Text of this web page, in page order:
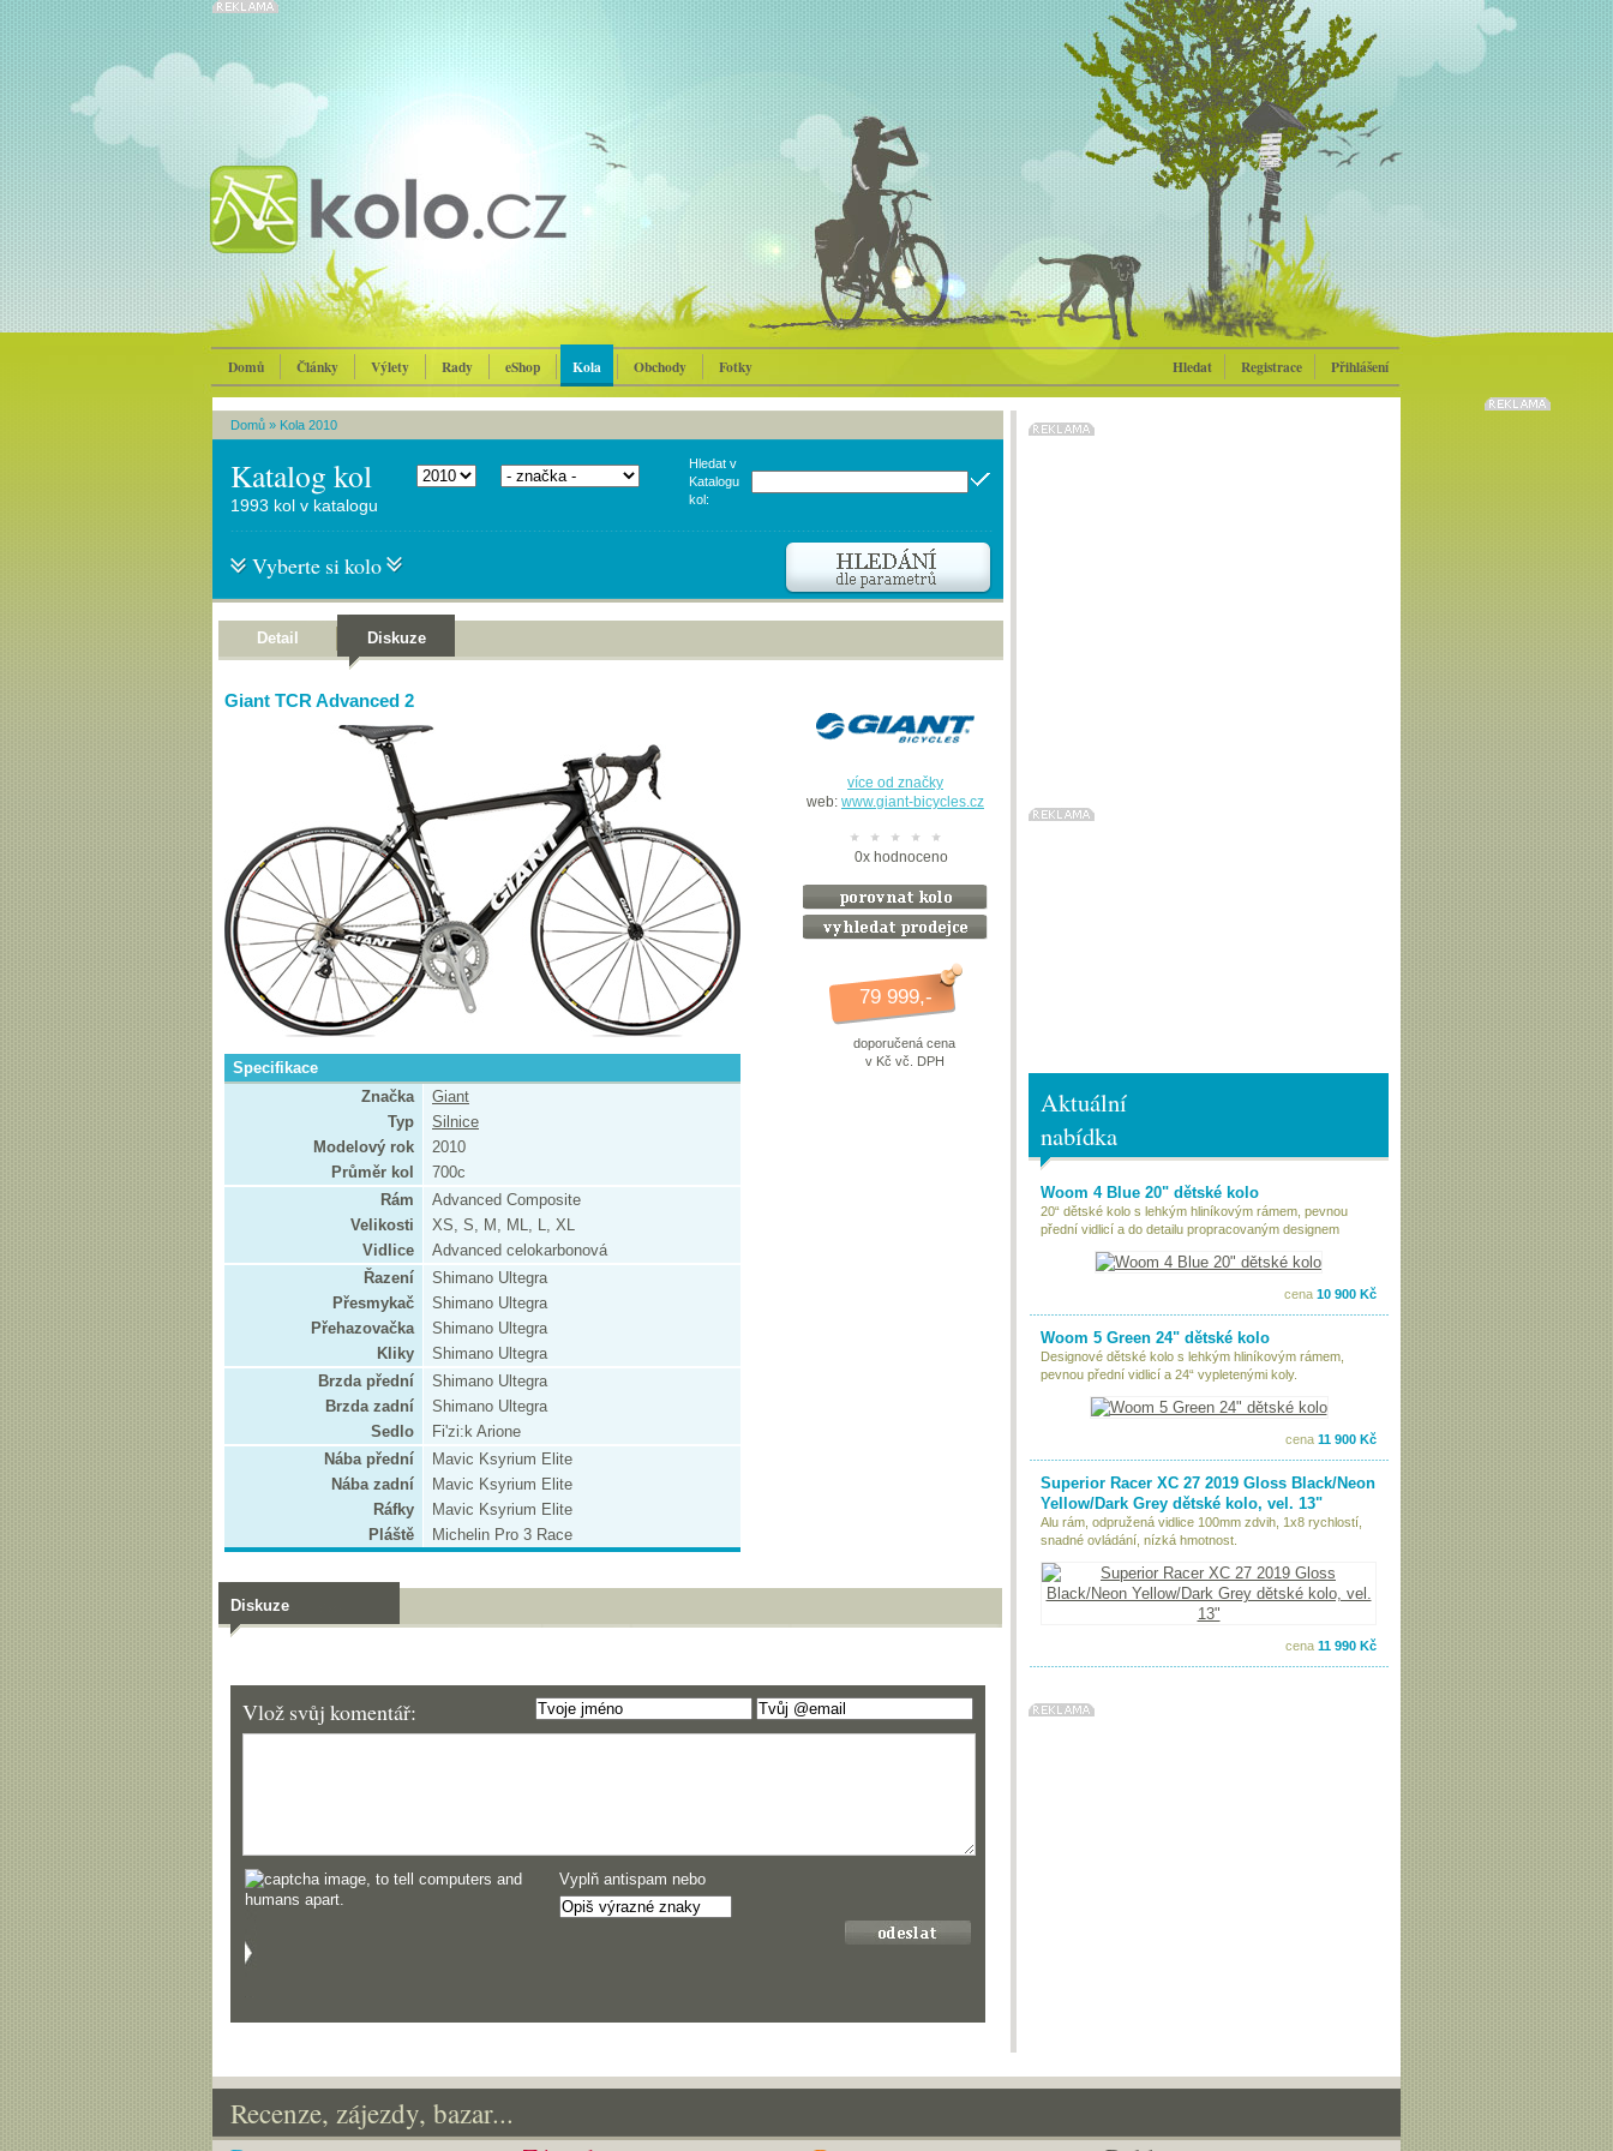
Domů Články Výlety Rady eShop Kola Obchody Fotky Hledat Registrace Přihlášení
Domů » Kola 2010
Katalog kol
Hledat v
Katalogu
kol:
1993 kol v katalogu
Vyberte si kolo
Detail Diskuze
Giant TCR Advanced 2
Specifikace
Značka
Giant
Typ
Silnice
Modelový rok
2010
Průměr kol
700c
Rám
Advanced Composite
Velikosti
XS, S, M, ML, L, XL
Vidlice
Advanced celokarbonová
Řazení
Shimano Ultegra
Přesmykač
Shimano Ultegra
Přehazovačka
Shimano Ultegra
Kliky
Shimano Ultegra
Brzda přední
Shimano Ultegra
Brzda zadní
Shimano Ultegra
Sedlo
Fi'zi:k Arione
Nába přední
Mavic Ksyrium Elite
Nába zadní
Mavic Ksyrium Elite
Ráfky
Mavic Ksyrium Elite
Pláště
Michelin Pro 3 Race
více od značky
web: www.giant-bicycles.cz
0xhodnoceno
79 999,-
doporučená cena
v Kč vč. DPH
Diskuze
Vlož svůj komentář:
Vyplň antispam nebo
Aktuální
nabídka
Woom 4 Blue 20" dětské kolo
20“ dětské kolo s lehkým hliníkovým rámem, pevnou
přední vidlicí a do detailu propracovaným designem
cena 10 900 Kč
Woom 5 Green 24" dětské kolo
Designové dětské kolo s lehkým hliníkovým rámem,
pevnou přední vidlicí a 24“ vypletenými koly.
cena 11 900 Kč
Superior Racer XC 27 2019 Gloss Black/Neon
Yellow/Dark Grey dětské kolo, vel. 13"
Alu rám, odpružená vidlice 100mm zdvih, 1x8 rychlostí,
snadné ovládání, nízká hmotnost.
cena 11 990 Kč
Recenze, zájezdy, bazar...